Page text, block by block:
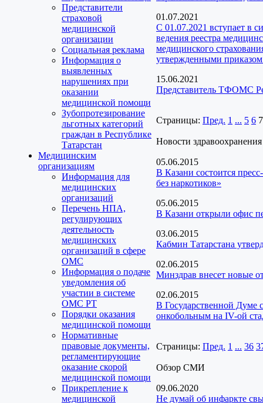
Представители
страховой
медицинской
организации
Социальная реклама
Информация о
выявленных
нарушениях при
оказании
медицинской помощи
Зубопротезирование
льготных категорий
граждан в Республике
Татарстан
Медицинским
организациям
Информация для
медицинских
организаций
Перечень НПА,
регулирующих
деятельность
медицинских
организаций в сфере
ОМС
Информация о подаче
уведомления об
участии в системе
ОМС РТ
Порядки оказания
медицинской помощи
Нормативные
правовые документы,
регламентирующие
оказание скорой
медицинской помощи
Прикрепление к
медицинской
01.07.2021
С 01.07.2021 вступает в
ведения реестра
медицинского
утвержденными
15.06.2021
Представитель ТФОМС
Страницы: Пред. 1 ... 5 6 7
Новости здравоохранения
05.06.2015
В Казани состоится
без наркотиков»
05.06.2015
В Казани открыли офис
03.06.2015
Кабмин Татарстана
02.06.2015
Минздрав внесет новые
02.06.2015
В Государственной Думе
онкобольным на IV-ой
Страницы: Пред. 1 ... 36
Обзор СМИ
09.06.2020
Не думай об инфаркте